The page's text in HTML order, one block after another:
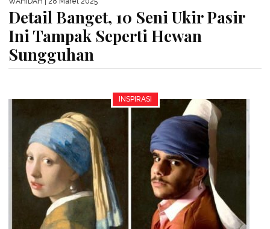
Detail Banget, 10 Seni Ukir Pasir
Ini Tampak Seperti Hewan
Sungguhan
INSPIRASI